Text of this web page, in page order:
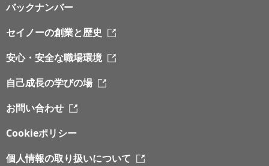
バックナンバー
セイノーの創業と歴史
安心・安全な職場環境
自己成長の学びの場
お問い合わせ
Cookieポリシー
個人情報の取り扱いについて